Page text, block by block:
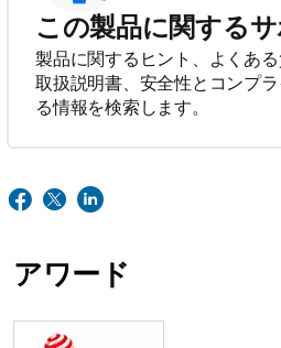
この製品に関するサ
製品に関するヒント、よくある
取扱説明書、安全性とコンプ
る情報を検索します。
アワード